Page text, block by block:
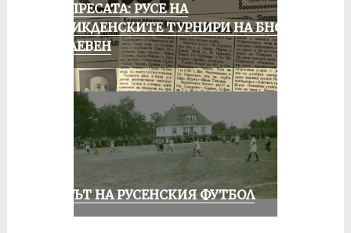
ОТ ПРЕСАТА: РУСЕ НА
ВЕЛИКДЕНСКИТЕ ТУРНИРИ НА БНСФ
В ПЛЕВЕН
ВЕКЪТ НА РУСЕНСКИЯ ФУТБОЛ